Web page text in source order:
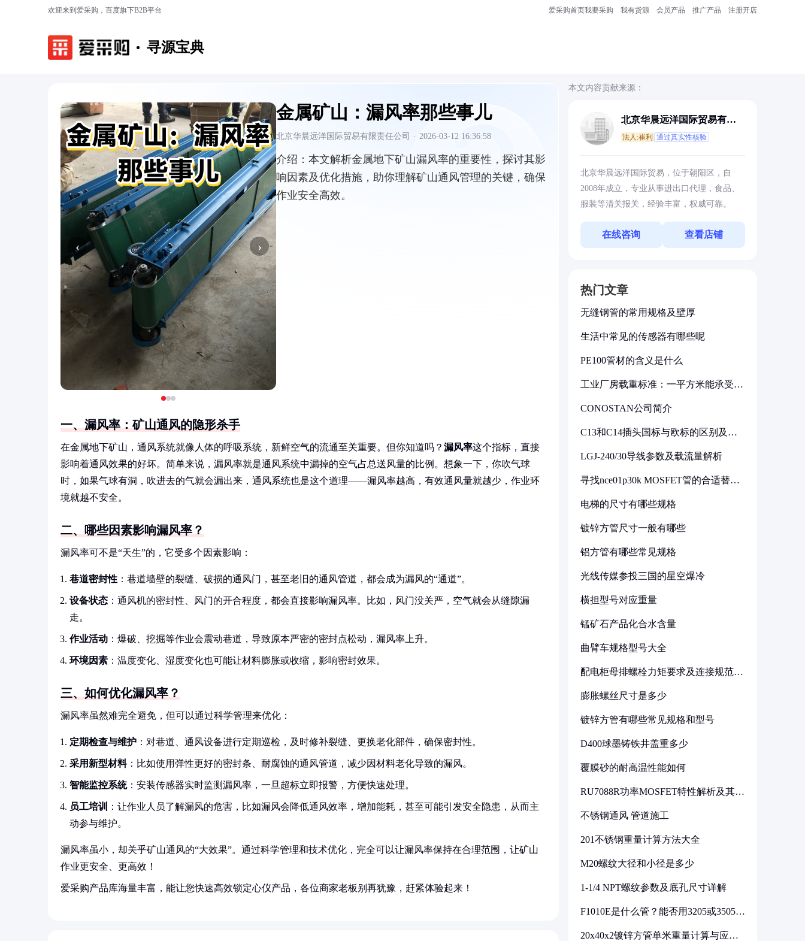
欢迎来到爱采购，百度旗下B2B平台 爱采购首页我要采购 我有货源 会员产品 推广产品 注册开店
寻源宝典
‹ ›
金属矿山：漏风率那些事儿
北京华晨远洋国际贸易有限责任公司 · 2026-03-12 16:36:58
介绍： 本文解析金属地下矿山漏风率的重要性，探讨其影
响因素及优化措施，助你理解矿山通风管理的关键，确保
作业安全高效。
一、漏风率：矿山通风的隐形杀手
在金属地下矿山，通风系统就像人体的呼吸系统，新鲜空气的流通至关重要。但你知道吗？ 漏风率这个指标，直接
影响着通风效果的好坏。简单来说，漏风率就是通风系统中漏掉的空气占总送风量的比例。想象一下，你吹气球
时，如果气球有洞，吹进去的气就会漏出来，通风系统也是这个道理——漏风率越高，有效通风量就越少，作业环
境就越不安全。
二、哪些因素影响漏风率？
漏风率可不是“天生”的，它受多个因素影响：
巷道密封性 ：巷道墙壁的裂缝、破损的通风门，甚至老旧的通风管道，都会成为漏风的“通道”。
设备状态 ：通风机的密封性、风门的开合程度，都会直接影响漏风率。比如，风门没关严，空气就会从缝隙漏
走。
作业活动 ：爆破、挖掘等作业会震动巷道，导致原本严密的密封点松动，漏风率上升。
环境因素 ：温度变化、湿度变化也可能让材料膨胀或收缩，影响密封效果。
三、如何优化漏风率？
漏风率虽然难完全避免，但可以通过科学管理来优化：
定期检查与维护 ：对巷道、通风设备进行定期巡检，及时修补裂缝、更换老化部件，确保密封性。
采用新型材料：比如使用弹性更好的密封条、耐腐蚀的通风管道，减少因材料老化导致的漏风。
智能监控系统：安装传感器实时监测漏风率，一旦超标立即报警，方便快速处理。
员工培训
：让作业人员了解漏风的危害，比如漏风会降低通风效率，增加能耗，甚至可能引发安全隐患，从而主
动参与维护。
漏风率虽小，却关乎矿山通风的“大效果”。通过科学管理和技术优化，完全可以让漏风率保持在合理范围，让矿山
作业更安全、更高效！
爱采购产品库海量丰富，能让您快速高效锁定心仪产品，各位商家老板别再犹豫，赶紧体验起来！
本文内容贡献来源：
北京华晨远洋国际贸易有限
法人:崔利 通过真实性核验
北京华晨远洋国际贸易，位于朝阳区，自
2008年成立，专业从事进出口代理，食品、
服装等清关报关，经验丰富，权威可靠。
在线咨询 查看店铺
热门文章
无缝钢管的常用规格及壁厚
生活中常见的传感器有哪些呢
PE100管材的含义是什么
工业厂房载重标准：一平方米能承受多
CONOSTAN公司简介
C13和C14插头国标与欧标的区别及其
LGJ-240/30导线参数及载流量解析
寻找nce01p30k MOSFET管的合适替代
电梯的尺寸有哪些规格
镀锌方管尺寸一般有哪些
铝方管有哪些常见规格
光线传媒参投三国的星空爆冷
横担型号对应重量
锰矿石产品化合水含量
曲臂车规格型号大全
配电柜母排螺栓力矩要求及连接规范详
膨胀螺丝尺寸是多少
镀锌方管有哪些常见规格和型号
D400球墨铸铁井盖重多少
覆膜砂的耐高温性能如何
RU7088R功率MOSFET特性解析及其在
不锈钢通风 管道施工
201不锈钢重量计算方法大全
M20螺纹大径和小径是多少
1-1/4 NPT螺纹参数及底孔尺寸详解
F1010E是什么管？能否用3205或3505代
20x40x2镀锌方管单米重量计算与应用